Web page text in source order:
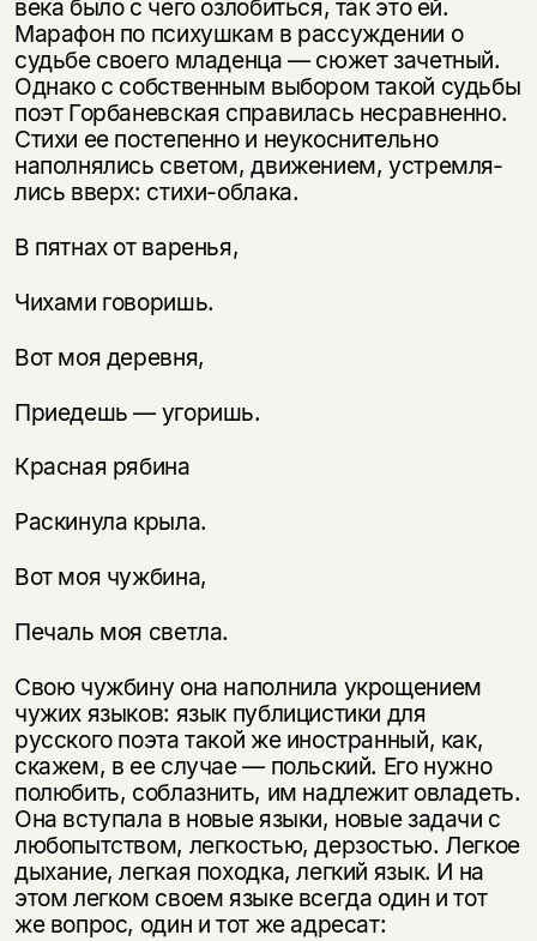
века было с чего озлобиться, так это ей.
Марафон по психушкам в рас­суждении о
судьбе своего младенца — сюжет зачетный.
Однако с собственным выбором такой судьбы
поэт Горбаневская справилась несравненно.
Стихи ее постепенно и неукоснительно
наполнялись светом, движением, устремля­
лись вверх: стихи-облака.
В пятнах от варенья,
Чихами говоришь.
Вот моя деревня,
Приедешь — угоришь.
Красная рябина
Раскинула крыла.
Вот моя чужбина,
Печаль моя светла.
Свою чужбину она наполнила укрощением
чужих языков: язык публици­стики для
русского поэта такой же иностранный, как,
скажем, в ее случае — польский. Его нужно
полюбить, соблазнить, им надлежит овладеть.
Она всту­пала в новые языки, новые задачи с
любопытством, легкостью, дерзостью. Легкое
дыхание, легкая походка, легкий язык. И на
этом легком своем языке всегда один и тот
же вопрос, один и тот же адресат: